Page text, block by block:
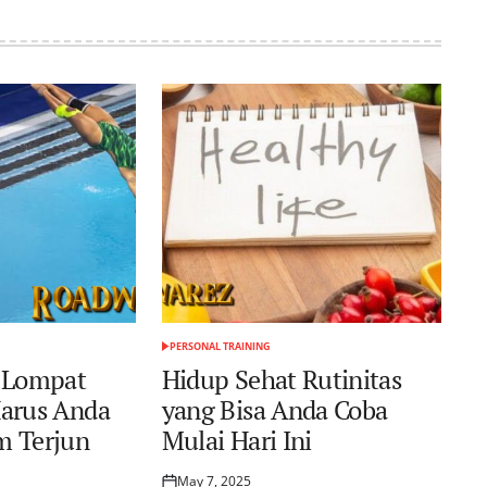
Anda
Terjun
POSTED
PERSONAL TRAINING
Hidup Sehat Rutinitas
yang Bisa Anda Coba
Mulai Hari Ini
May 7, 2025